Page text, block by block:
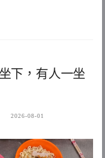
下，有人一坐
2026-08-01